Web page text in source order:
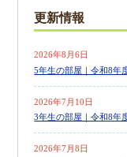
更新情報
2026年8月6日
5年生の部屋｜令和8年
2026年7月10日
3年生の部屋｜令和8年
2026年7月8日